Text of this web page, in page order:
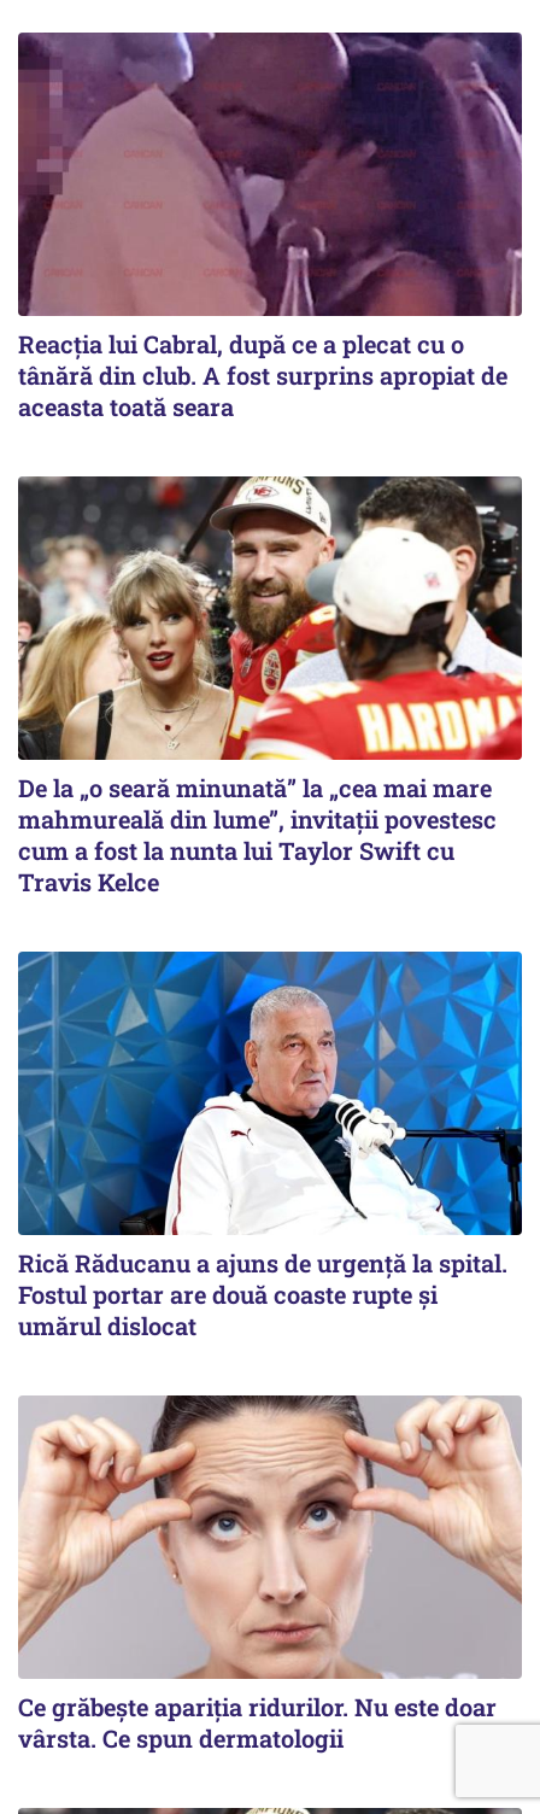
Reacția lui Cabral, după ce a plecat cu o
tânără din club. A fost surprins apropiat de
aceasta toată seara
De la „o seară minunată” la „cea mai mare
mahmureală din lume”, invitații povestesc
cum a fost la nunta lui Taylor Swift cu
Travis Kelce
Rică Răducanu a ajuns de urgență la spital.
Fostul portar are două coaste rupte și
umărul dislocat
Ce grăbește apariția ridurilor. Nu este doar
vârsta. Ce spun dermatologii